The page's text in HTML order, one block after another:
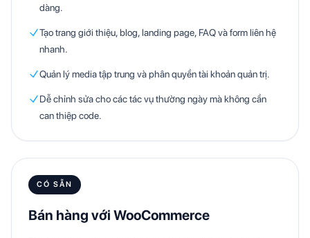
dàng.
Tạo trang giới thiệu, blog, landing page, FAQ và form liên hệ
nhanh.
Quản lý media tập trung và phân quyền tài khoản quản trị.
Dễ chỉnh sửa cho các tác vụ thường ngày mà không cần
can thiệp code.
CÓ SẴN
Bán hàng với WooCommerce